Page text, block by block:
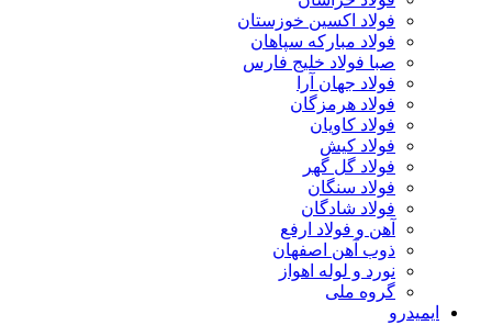
فولاد اکسین خوزستان
فولاد مبارکه سپاهان
صبا فولاد خلیج فارس
فولاد جهان آرا
فولاد هرمزگان
فولاد کاویان
فولاد کیش
فولاد گل گهر
فولاد سنگان
فولاد شادگان
آهن و فولاد ارفع
ذوب آهن اصفهان
نورد و لوله اهواز
گروه ملی
ایمیدرو